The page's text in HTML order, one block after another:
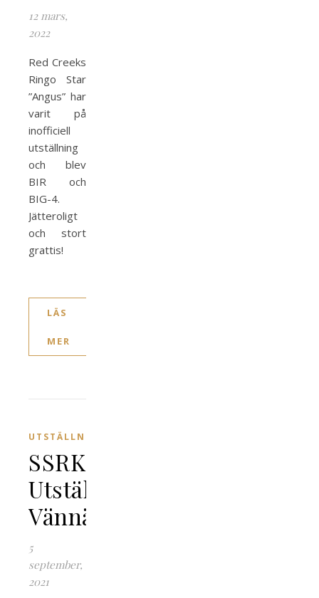
12 mars,
2022
Red Creeks
Ringo Star
”Angus” har
varit på
inofficiell
utställning
och blev
BIR och
BIG-4.
Jätteroligt
och stort
grattis!
LÄS
MER
UTSTÄLLNING
SSRK
Utställning
Vännäs
5
september,
2021